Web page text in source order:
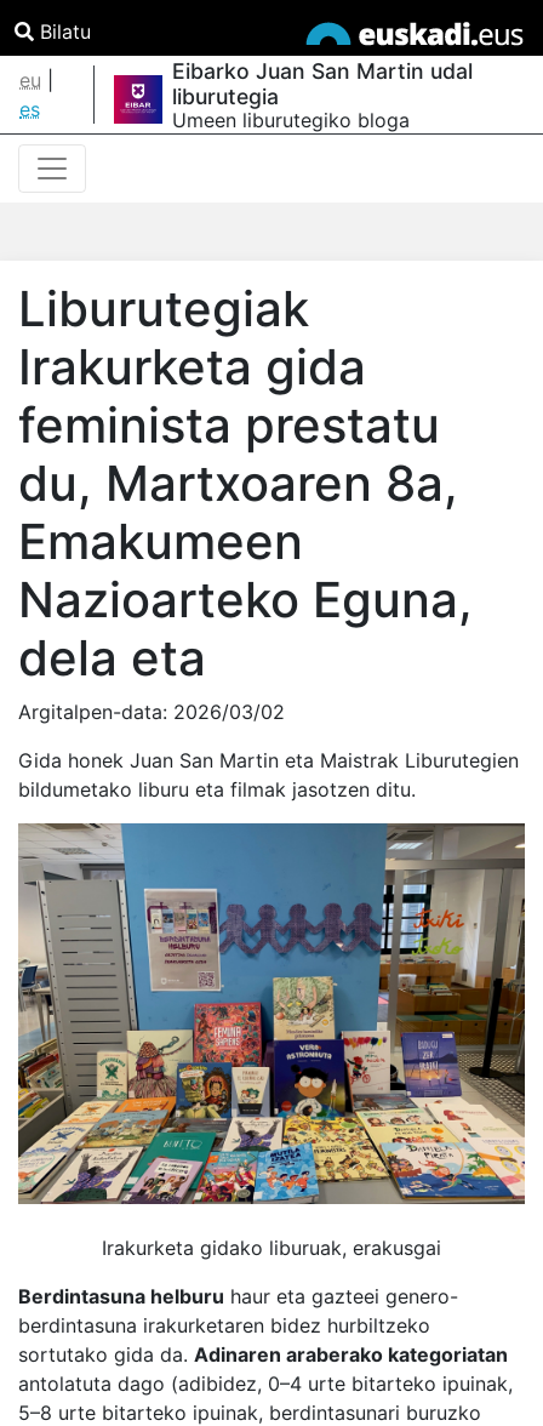
Bilatu
eu
es
Eibarko Juan San Martin udal
liburutegia
Umeen liburutegiko bloga
Liburutegiak
Irakurketa gida
feminista prestatu
du, Martxoaren 8a,
Emakumeen
Nazioarteko Eguna,
dela eta
Argitalpen-data: 2026/03/02
Gida honek Juan San Martin eta Maistrak Liburutegien
bildumetako liburu eta filmak jasotzen ditu.
Irakurketa gidako liburuak, erakusgai
Berdintasuna helburu haur eta gazteei genero-
berdintasuna irakurketaren bidez hurbiltzeko
sortutako gida da. Adinaren araberako kategoriatan
antolatuta dago (adibidez, 0–4 urte bitarteko ipuinak,
5–8 urte bitarteko ipuinak, berdintasunari buruzko